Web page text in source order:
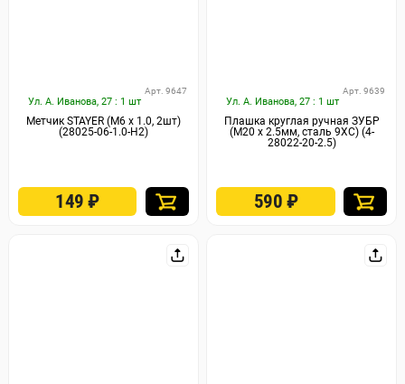
Ул. А. Иванова, 27 : 1 шт
Арт. 9647
Метчик STAYER (M6 х 1.0, 2шт)
(28025-06-1.0-H2)
149₽
Ул. А. Иванова, 27 : 1 шт
Арт. 9639
Плашка круглая ручная ЗУБР
(М20 x 2.5мм, сталь 9ХС) (4-
28022-20-2.5)
590 ₽